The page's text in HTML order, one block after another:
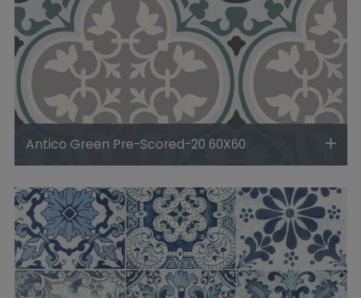
Antico Green Pre-Scored-20 60X60